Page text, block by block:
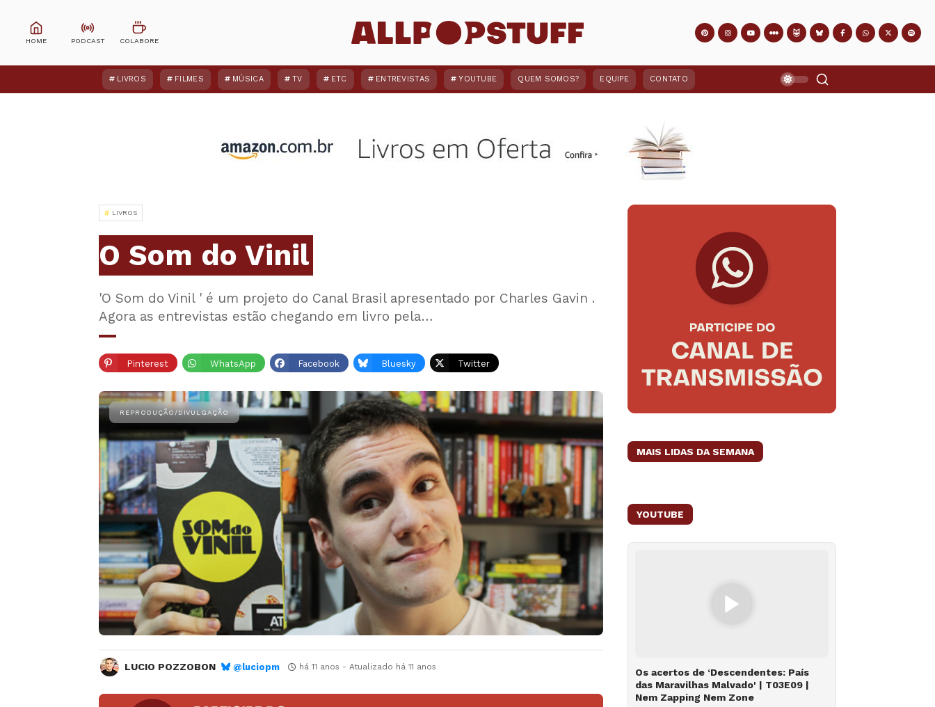
LIVROS FILMES MÚSICA TV ETC ENTREVISTAS YOUTUBE QUEM SOMOS? EQUIPE CONTATO
LIVROS
O Som do Vinil
'O Som do Vinil ' é um projeto do Canal Brasil apresentado por Charles Gavin .
Agora as entrevistas estão chegando em livro pela…
Pinterest WhatsApp Facebook Bluesky Twitter
LUCIO POZZOBON @luciopm há 11 anos - Atualizado há 11 anos
MAIS LIDAS DA SEMANA
YOUTUBE
Os acertos de ‘Descendentes: País
das Maravilhas Malvado' | T03E09 |
Nem Zapping Nem Zone